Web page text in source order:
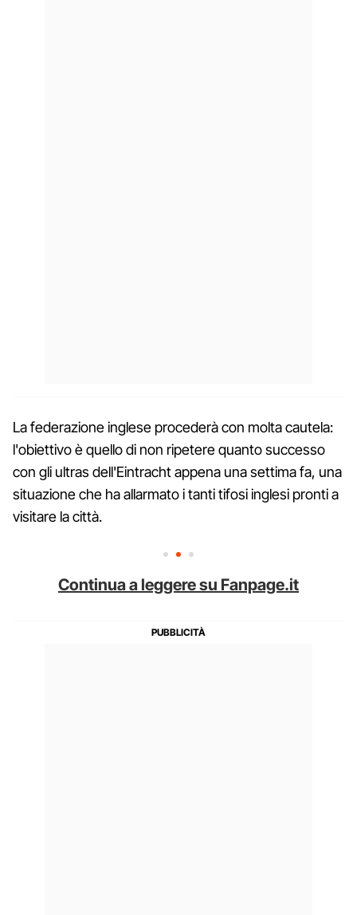
La federazione inglese procederà con molta cautela:
l'obiettivo è quello di non ripetere quanto successo
con gli ultras dell'Eintracht appena una settima fa, una
situazione che ha allarmato i tanti tifosi inglesi pronti a
visitare la città.
Continua a leggere su Fanpage.it